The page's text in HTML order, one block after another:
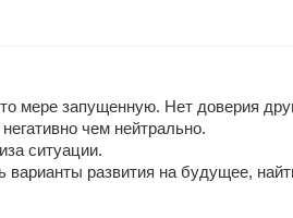
мере запущенную. Нет доверия
чем нейтрально.
ситуации.
варианты развития на будущее,